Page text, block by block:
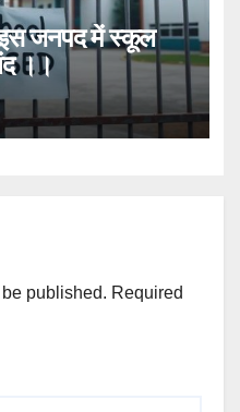
इस जनपद में स्कूल
।।
published. Required